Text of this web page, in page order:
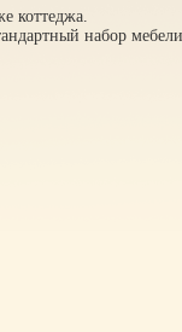
коттеджа.
набор